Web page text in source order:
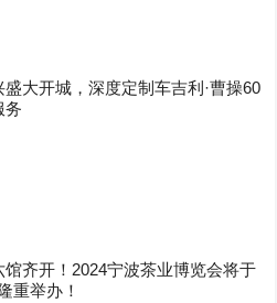
大开城，深度定制车吉利·曹操60
务
馆齐开！2024宁波茶业博览会将于
重举办！